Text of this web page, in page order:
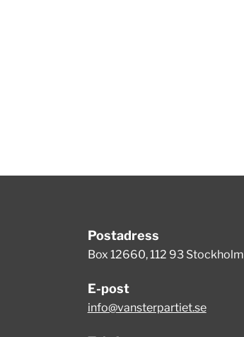
Postadress
Box 12660, 112 93 Stockholm
E-post
info@vansterpartiet.se